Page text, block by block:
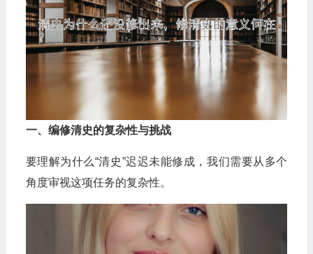
一、编修清史的复杂性与挑战
要理解为什么“清史”迟迟未能修成，我们需要从多个
角度审视这项任务的复杂性。